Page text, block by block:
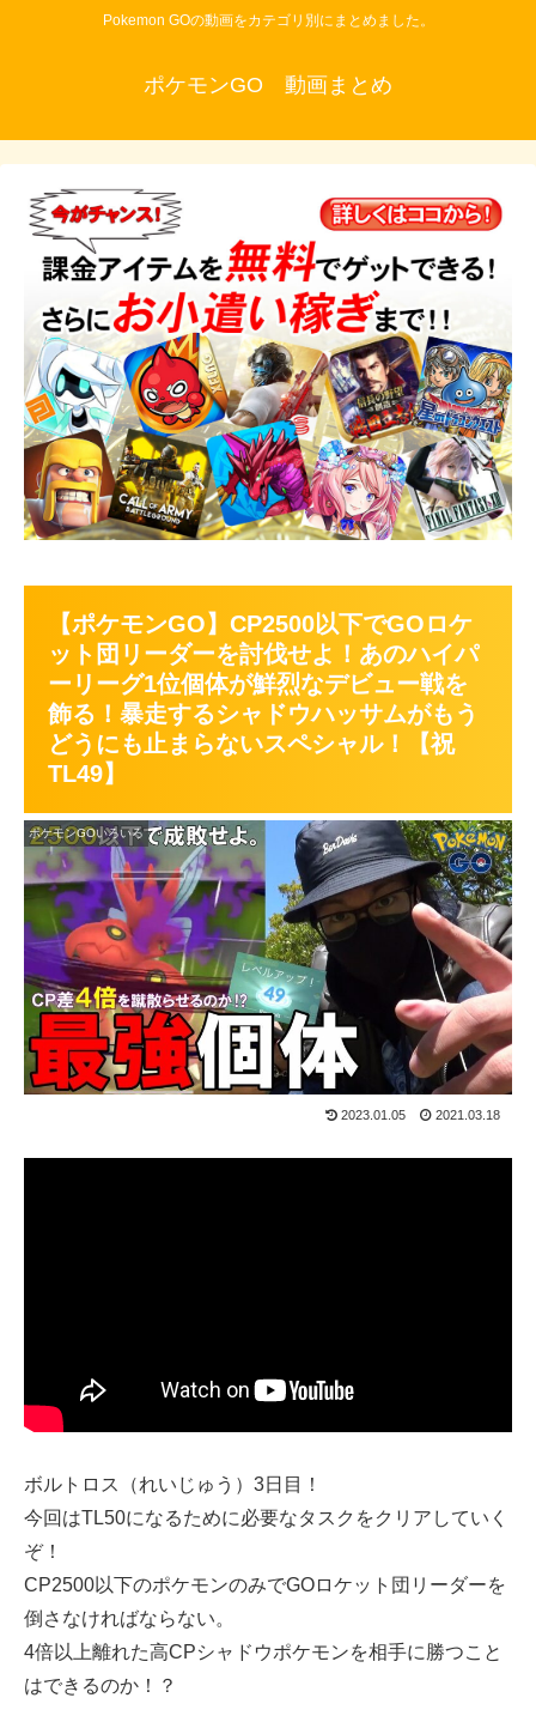
Pokemon GOの動画をカテゴリ別にまとめました。
ポケモンGO 動画まとめ
【ポケモンGO】CP2500以下でGOロケ
ット団リーダーを討伐せよ！あのハイパ
ーリーグ1位個体が鮮烈なデビュー戦を
飾る！暴走するシャドウハッサムがもう
どうにも止まらないスペシャル！【祝
TL49】
ポケモンGOいろいろ
2023.01.05 2021.03.18
ボルトロス（れいじゅう）3日目！
今回はTL50になるために必要なタスクをクリアしていく
ぞ！
CP2500以下のポケモンのみでGOロケット団リーダーを
倒さなければならない。
4倍以上離れた高CPシャドウポケモンを相手に勝つこと
はできるのか！？